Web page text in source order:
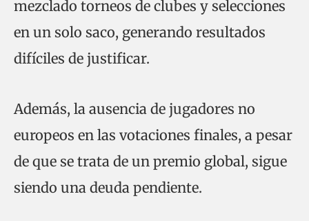
mezclado torneos de clubes y selecciones
en un solo saco, generando resultados
difíciles de justificar.
Además, la ausencia de jugadores no
europeos en las votaciones finales, a pesar
de que se trata de un premio global, sigue
siendo una deuda pendiente.